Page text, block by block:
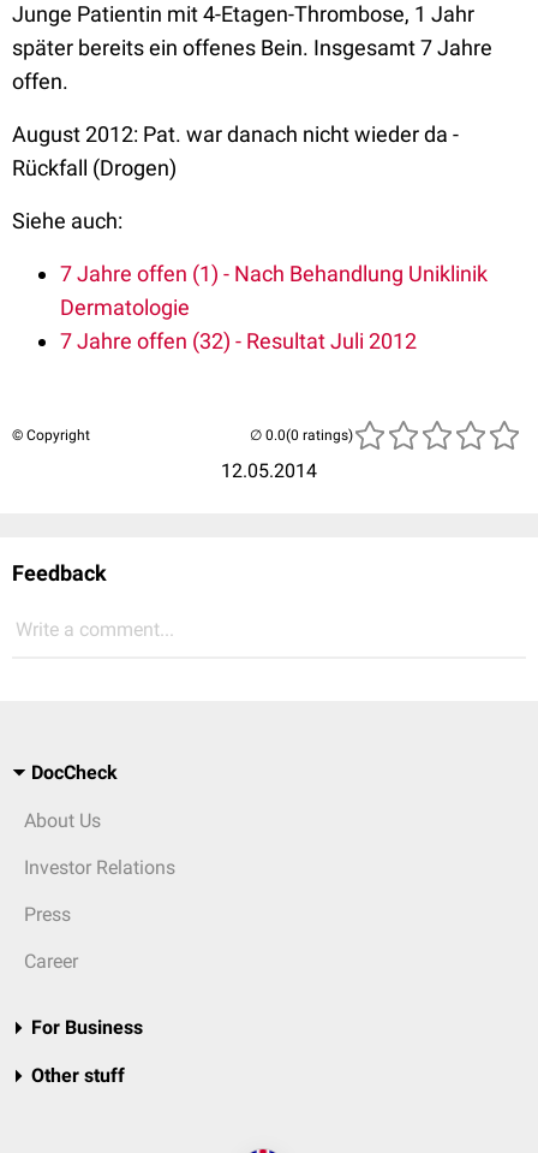
Junge Patientin mit 4-Etagen-Thrombose, 1 Jahr
später bereits ein offenes Bein. Insgesamt 7 Jahre
offen.
August 2012: Pat. war danach nicht wieder da -
Rückfall (Drogen)
Siehe auch:
7 Jahre offen (1) - Nach Behandlung Uniklinik
Dermatologie
7 Jahre offen (32) - Resultat Juli 2012
© Copyright
12.05.2014
(0 ratings)
Feedback
Write a comment...
DocCheck
About Us
Investor Relations
Press
Career
For Business
Other stuff